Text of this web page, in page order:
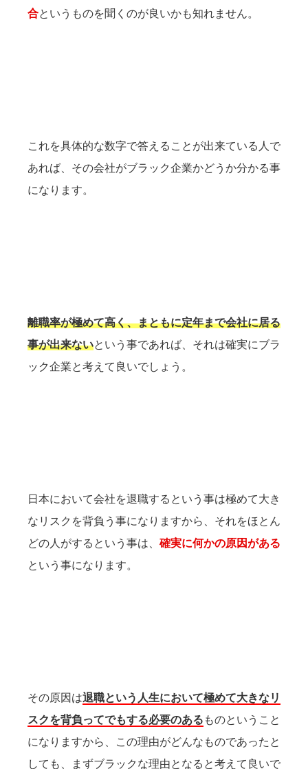
合というものを聞くのが良いかも知れません。
これを具体的な数字で答えることが出来ている人で
あれば、その会社がブラック企業かどうか分かる事
になります。
離職率が極めて高く、まともに定年まで会社に居る
事が出来ないという事であれば、それは確実にブラ
ック企業と考えて良いでしょう。
日本において会社を退職するという事は極めて大き
なリスクを背負う事になりますから、それをほとん
どの人がするという事は、 確実に何かの原因がある
という事になります。
その原因は退職という人生において極めて大きなリ
スクを背負ってでもする必要のある ものということ
になりますから、この理由がどんなものであったと
しても、まずブラックな理由となると考えて良いで